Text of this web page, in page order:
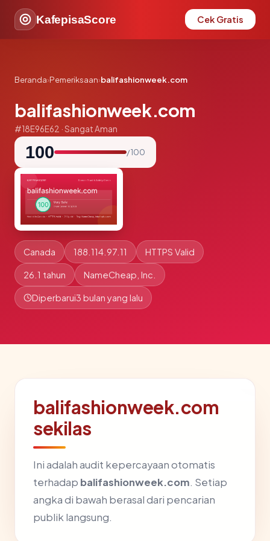
KafepisaScore Cek Gratis
Beranda›Pemeriksaan›balifashionweek.com
balifashionweek.com
#18E96E62 · Sangat Aman
100 / 100
Canada 188.114.97.11 HTTPS Valid
26.1 tahun NameCheap, Inc.
Diperbarui3 bulan yang lalu
balifashionweek.com
sekilas
Ini adalah audit kepercayaan otomatis
terhadap balifashionweek.com. Setiap
angka di bawah berasal dari pencarian
publik langsung.